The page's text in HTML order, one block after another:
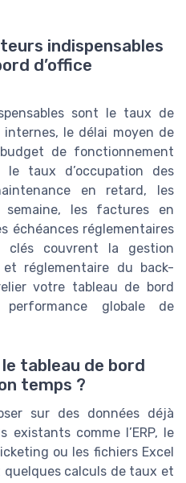
indispensables
d’office
sont le taux de
le délai moyen de
de fonctionnement
le taux d’occupation des
en retard, les
semaine, les factures en
échéances réglementaires
clés couvrent la gestion
et réglementaire du back-
votre tableau de bord
globale de
tableau de bord
temps ?
sur des données déjà
existants comme l’ERP, le
ou les fichiers Excel
calculs de taux et